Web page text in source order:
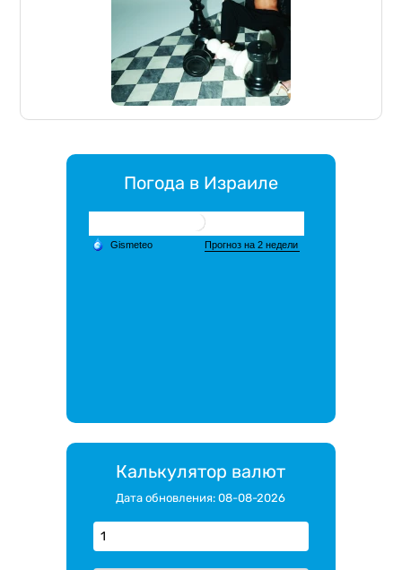
Погода в Израиле
Калькулятор валют
Дата обновления: 08-08-2026